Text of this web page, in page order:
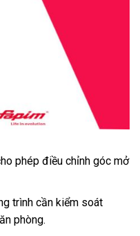
phép điều chỉnh góc mở
trình cần kiểm soát
phòng.